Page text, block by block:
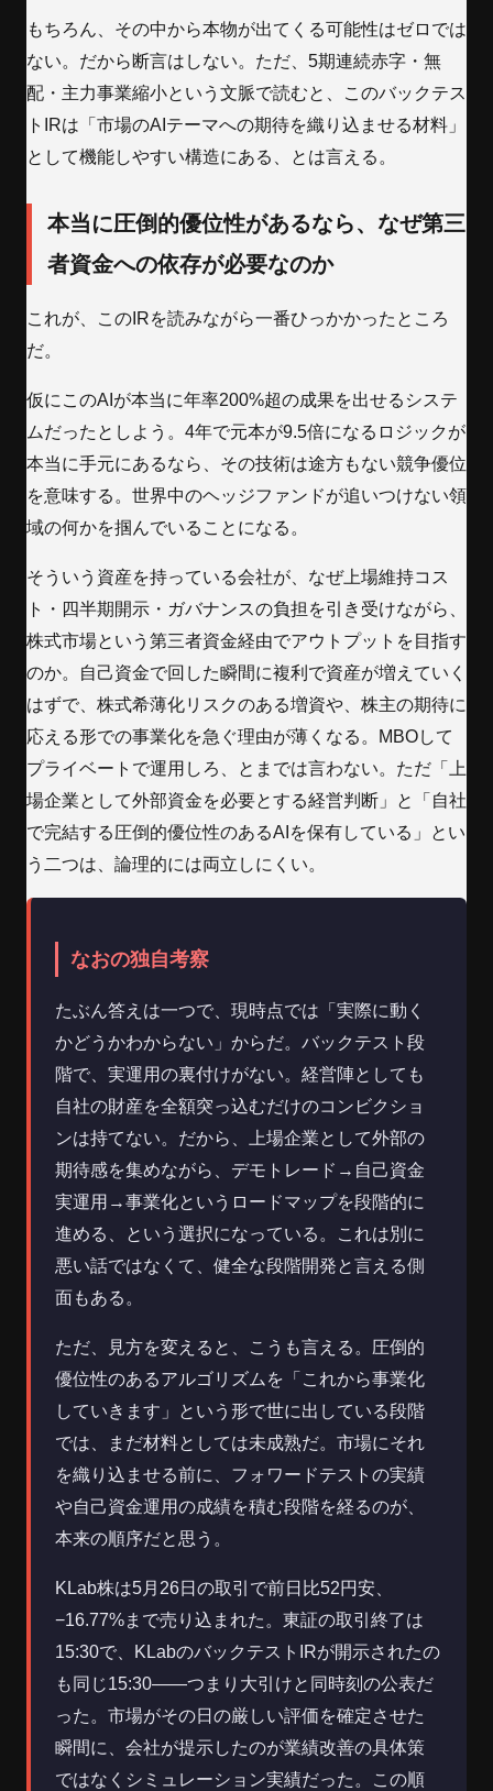
もちろん、その中から本物が出てくる可能性はゼロでは
ない。だから断言はしない。ただ、5期連続赤字・無
配・主力事業縮小という文脈で読むと、このバックテス
トIRは「市場のAIテーマへの期待を織り込ませる材料」
として機能しやすい構造にある、とは言える。
本当に圧倒的優位性があるなら、なぜ第三
者資金への依存が必要なのか
これが、このIRを読みながら一番ひっかかったところ
だ。
仮にこのAIが本当に年率200%超の成果を出せるシステ
ムだったとしよう。4年で元本が9.5倍になるロジックが
本当に手元にあるなら、その技術は途方もない競争優位
を意味する。世界中のヘッジファンドが追いつけない領
域の何かを掴んでいることになる。
そういう資産を持っている会社が、なぜ上場維持コス
ト・四半期開示・ガバナンスの負担を引き受けながら、
株式市場という第三者資金経由でアウトプットを目指す
のか。自己資金で回した瞬間に複利で資産が増えていく
はずで、株式希薄化リスクのある増資や、株主の期待に
応える形での事業化を急ぐ理由が薄くなる。MBOして
プライベートで運用しろ、とまでは言わない。ただ「上
場企業として外部資金を必要とする経営判断」と「自社
で完結する圧倒的優位性のあるAIを保有している」とい
う二つは、論理的には両立しにくい。
なおの独自考察
たぶん答えは一つで、現時点では「実際に動く
かどうかわからない」からだ。バックテスト段
階で、実運用の裏付けがない。経営陣としても
自社の財産を全額突っ込むだけのコンビクショ
ンは持てない。だから、上場企業として外部の
期待感を集めながら、デモトレード→自己資金
実運用→事業化というロードマップを段階的に
進める、という選択になっている。これは別に
悪い話ではなくて、健全な段階開発と言える側
面もある。
ただ、見方を変えると、こうも言える。圧倒的
優位性のあるアルゴリズムを「これから事業化
していきます」という形で世に出している段階
では、まだ材料としては未成熟だ。市場にそれ
を織り込ませる前に、フォワードテストの実績
や自己資金運用の成績を積む段階を経るのが、
本来の順序だと思う。
KLab株は5月26日の取引で前日比52円安、
−16.77%まで売り込まれた。東証の取引終了は
15:30で、KLabのバックテストIRが開示されたの
も同じ15:30——つまり大引けと同時刻の公表だ
った。市場がその日の厳しい評価を確定させた
瞬間に、会社が提示したのが業績改善の具体策
ではなくシミュレーション実績だった。この順